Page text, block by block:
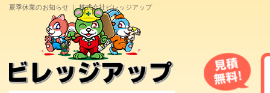
夏季休業のお知らせ ｜ 株式会社ビレッジアップ